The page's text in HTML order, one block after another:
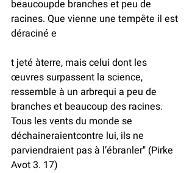
beaucoupde branches et peu de
racines. Que vienne une tempête il est
déraciné e
t jeté àterre, mais celui dont les
œuvres surpassent la science,
ressemble à un arbrequi a peu de
branches et beaucoup des racines.
Tous les vents du monde se
déchaineraientcontre lui, ils ne
parviendraient pas à l’ébranler" (Pirke
Avot 3. 17)